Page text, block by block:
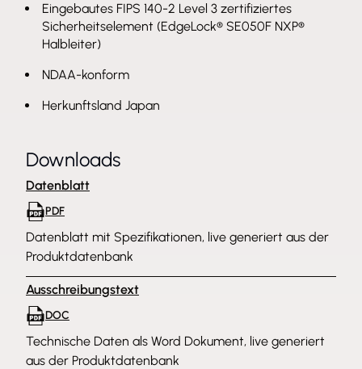
Eingebautes FIPS 140-2 Level 3 zertifiziertes
Sicherheitselement (EdgeLock® SE050F NXP®
Halbleiter)
NDAA-konform
Herkunftsland Japan
Downloads
Datenblatt
PDF
Datenblatt mit Spezifikationen, live generiert aus der
Produktdatenbank
Ausschreibungstext
DOC
Technische Daten als Word Dokument, live generiert
aus der Produktdatenbank